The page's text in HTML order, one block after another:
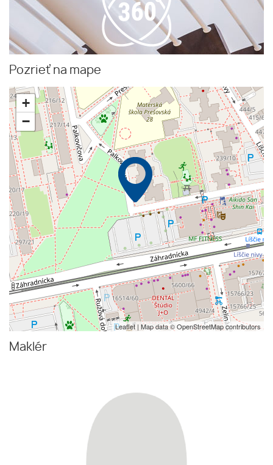
Pozrieť na mape
+
−
Leaflet| Map data ©OpenStreetMapcontributors
Maklér